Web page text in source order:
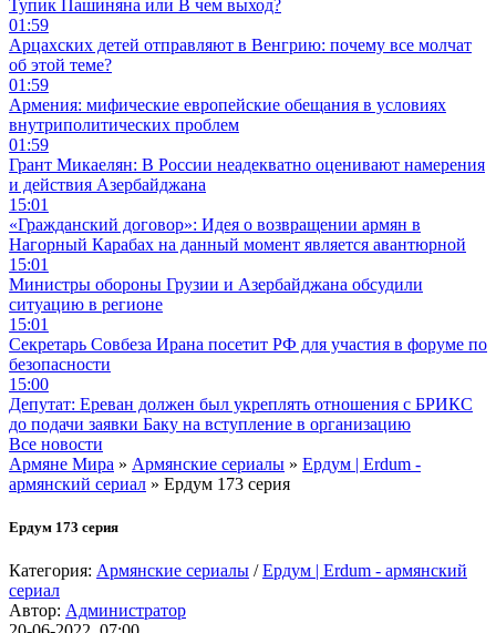
Тупик Пашиняна или В чем выход?
01:59
Арцахских детей отправляют в Венгрию: почему все молчат
об этой теме?
01:59
Армения: мифические европейские обещания в условиях
внутриполитических проблем
01:59
Грант Микаелян: В России неадекватно оценивают намерения
и действия Азербайджана
15:01
«Гражданский договор»: Идея о возвращении армян в
Нагорный Карабах на данный момент является авантюрной
15:01
Министры обороны Грузии и Азербайджана обсудили
ситуацию в регионе
15:01
Секретарь Совбеза Ирана посетит РФ для участия в форуме по
безопасности
15:00
Депутат: Ереван должен был укреплять отношения с БРИКС
до подачи заявки Баку на вступление в организацию
Все новости
Армяне Мира » Армянские сериалы » Ердум | Erdum -
армянский сериал » Ердум 173 серия
Ердум 173 серия
Категория: Армянские сериалы /Ердум | Erdum - армянский
сериал
Автор: Администратор